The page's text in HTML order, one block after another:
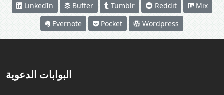
LinkedIn
Buffer Tumblr Reddit
Mix
Evernote
Pocket Wordpress
البوابات الدعوية